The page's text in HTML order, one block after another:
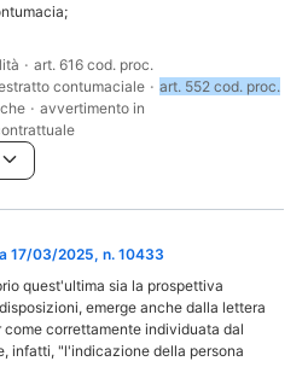
· art. 616 cod. proc.
contumaciale · art. 552 cod. proc.
· avvertimento in
17/03/2025, n. 10433
quest'ultima sia la prospettiva
emerge anche dalla lettera
come correttamente individuata dal
infatti, "l'indicazione della persona